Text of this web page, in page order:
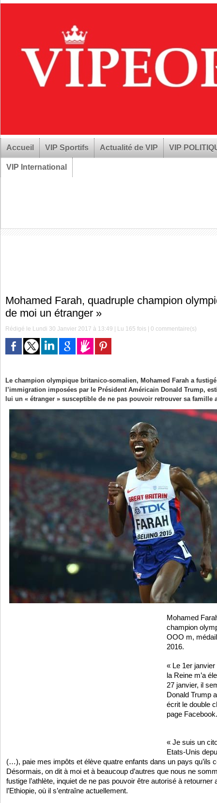
Accueil VIP Sportifs Actualité de VIP VIP
VIP International
Mohamed Farah, quadruple champion
de moi un étranger »
Rédigé le Lundi 30 Janvier 2017 à 13:49 | Lu 165 fois |0 commentaire(s)
Le champion olympique britanico-somalien, Mohamed Farah a
l’immigration imposées par le Président Américain Donald Trump,
lui un « étranger » susceptible de ne pas pouvoir retrouver sa famille
Mohamed
champion
OOO m,
2016.
« Le 1er
la Reine m’a
27 janvier, il
Donald Trump
écrit le double
page
« Je suis un
Etats-Unis
(…), paie mes impôts et élève quatre enfants dans un pays qu’ils
Désormais, on dit à moi et à beaucoup d’autres que nous ne
fustige l’athlète, inquiet de ne pas pouvoir être autorisé à
l’Ethiopie, où il s’entraîne actuellement.